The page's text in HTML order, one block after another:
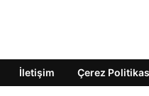
İletişim Çerez